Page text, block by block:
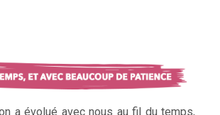
a évolué avec nous au fil du temps,